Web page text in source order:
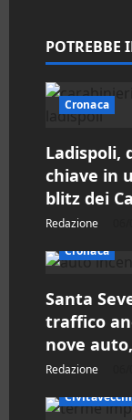
n
e
r
t
i
c
o
l
o
POTREBBE
Cronaca
Ladispoli,
chiave in
blitz dei
Redazione
Cronaca
Santa
traffico
nove
Redazione